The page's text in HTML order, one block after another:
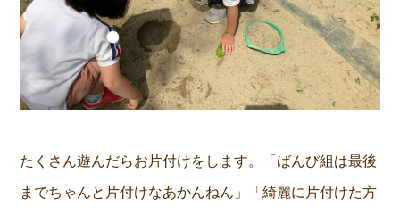
たくさん遊んだらお片付けをします。「ばんび組は最後
までちゃんと片付けなあかんねん」「綺麗に片付けた方